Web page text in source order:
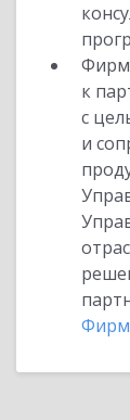
к
с
и